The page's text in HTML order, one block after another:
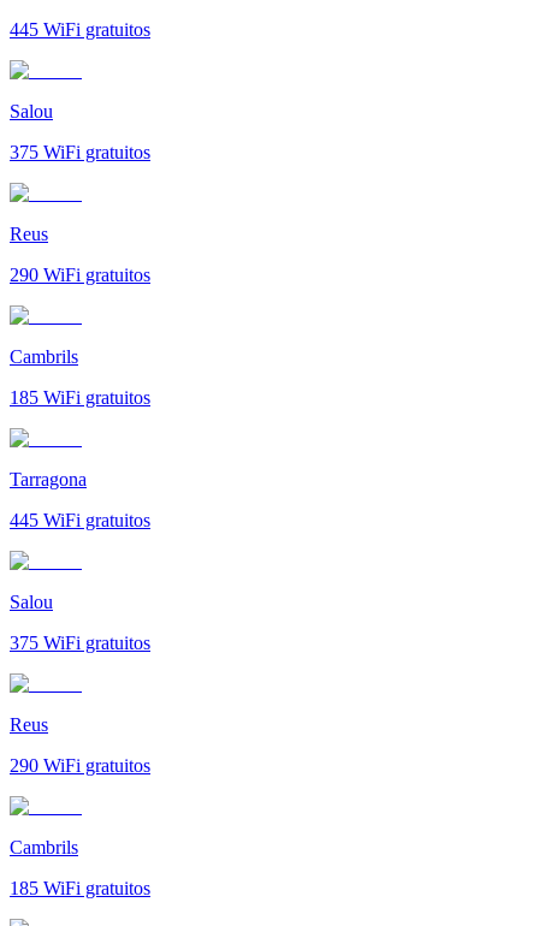
445 WiFi gratuitos
Salou
375 WiFi gratuitos
Reus
290 WiFi gratuitos
Cambrils
185 WiFi gratuitos
Tarragona
445 WiFi gratuitos
Salou
375 WiFi gratuitos
Reus
290 WiFi gratuitos
Cambrils
185 WiFi gratuitos